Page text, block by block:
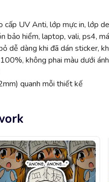
cấp UV Anti, lớp mực in, lớp
bảo hiểm, laptop, vali, ps4,
dễ dàng khi đã dán sticker,
không phai màu dưới
quanh mỗi thiết kế